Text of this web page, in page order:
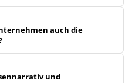
auch die
und